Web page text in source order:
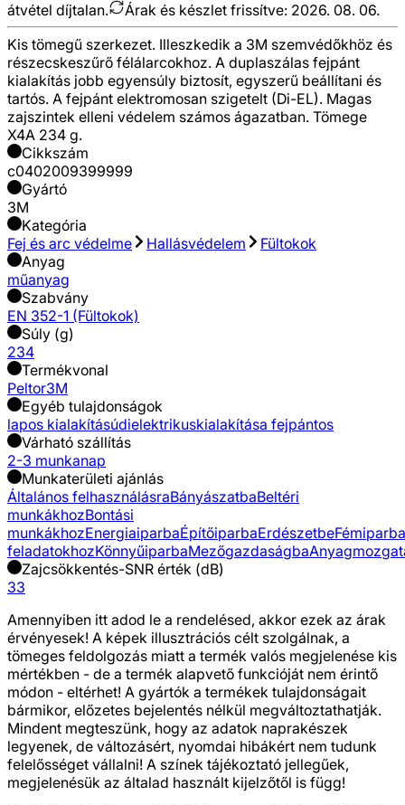
átvétel díjtalan. Árak és készlet frissítve: 2026. 08. 06.
Kis tömegű szerkezet. Illeszkedik a 3M szemvédőkhöz és
részecskeszűrő félálarcokhoz. A duplaszálas fejpánt
kialakítás jobb egyensúly biztosít, egyszerű beállítani és
tartós. A fejpánt elektromosan szigetelt (Di-EL). Magas
zajszintek elleni védelem számos ágazatban. Tömege
X4A 234 g.
Cikkszám
c0402009399999
Gyártó
3M
Kategória
Fej és arc védelme
Hallásvédelem
Fültokok
Anyag
műanyag
Szabvány
EN 352-1 (Fültokok)
Súly (g)
234
Termékvonal
Peltor3M
Egyéb tulajdonságok
lapos kialakításúdielektrikuskialakítása fejpántos
Várható szállítás
2-3 munkanap
Munkaterületi ajánlás
Általános felhasználásraBányászatbaBeltéri
munkákhozBontási
munkákhozEnergiaiparbaÉpítőiparbaErdészetbeFémiparba
feladatokhozKönnyűiparbaMezőgazdaságba
Zajcsökkentés-SNR érték (dB)
33
Amennyiben itt adod le a rendelésed, akkor ezek az árak
érvényesek! A képek illusztrációs célt szolgálnak, a
tömeges feldolgozás miatt a termék valós megjelenése kis
mértékben - de a termék alapvető funkcióját nem érintő
módon - eltérhet! A gyártók a termékek tulajdonságait
bármikor, előzetes bejelentés nélkül megváltoztathatják.
Mindent megteszünk, hogy az adatok naprakészek
legyenek, de változásért, nyomdai hibákért nem tudunk
felelősséget vállalni! A színek tájékoztató jellegűek,
megjelenésük az általad használt kijelzőtől is függ!